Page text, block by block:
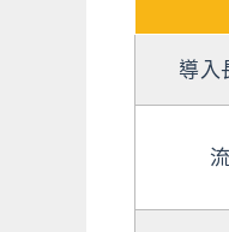
導入